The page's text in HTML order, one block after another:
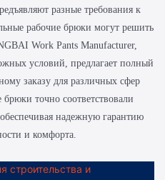
функциональность,
прочность и комфорт,
они идеально подходят
для работы на
строительной площадке.
разные требования к
рабочие брюки могут решить
Work Pants Manufacturer,
условий, предлагает полный
заказу для различных сфер
точно соответствовали
надежную гарантию
и комфорта.